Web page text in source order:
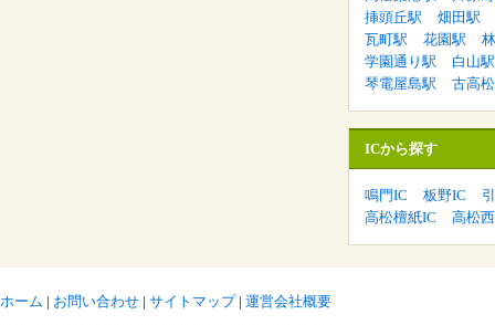
挿頭丘駅
畑田駅
瓦町駅
花園駅
学園通り駅
白山駅
琴電屋島駅
古高
ICから探す
鳴門IC 板野IC
高松檀紙IC
高松
ホーム | お問い合わせ | サイトマップ| 運営会社概要